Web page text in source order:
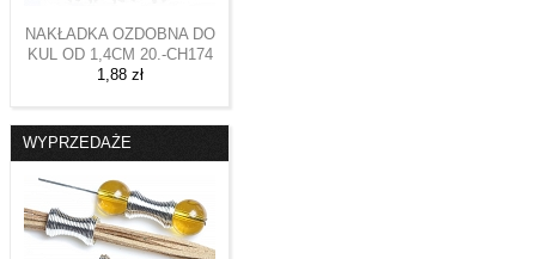
NAKŁADKA OZDOBNA DO
KUL OD 1,4CM 20.-CH174
1,88 zł
WYPRZEDAŻE